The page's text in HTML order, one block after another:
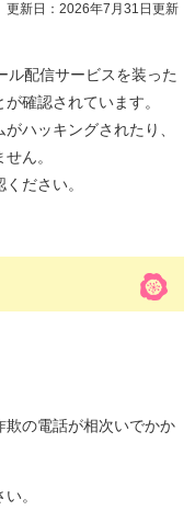
更新日：2026年7月31日更新
ル配信サービスを装った
確認されています。
ハッキングされたり、
ん。
ださい。
欺の電話が相次いでかか
。